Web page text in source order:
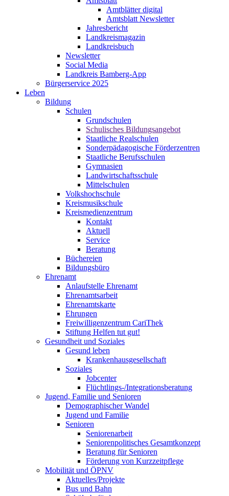
Amtblätter digital
Amtsblatt Newsletter
Jahresbericht
Landkreismagazin
Landkreisbuch
Newsletter
Social Media
Landkreis Bamberg-App
Bürgerservice 2025
Leben
Bildung
Schulen
Grundschulen
Schulisches Bildungsangebot
Staatliche Realschulen
Sonderpädagogische Förderzentren
Staatliche Berufsschulen
Gymnasien
Landwirtschaftsschule
Mittelschulen
Volkshochschule
Kreismusikschule
Kreismedienzentrum
Kontakt
Aktuell
Service
Beratung
Büchereien
Bildungsbüro
Ehrenamt
Anlaufstelle Ehrenamt
Ehrenamtsarbeit
Ehrenamtskarte
Ehrungen
Freiwilligenzentrum CariThek
Stiftung Helfen tut gut!
Gesundheit und Soziales
Gesund leben
Krankenhausgesellschaft
Soziales
Jobcenter
Flüchtlings-/Integrationsberatung
Jugend, Familie und Senioren
Demographischer Wandel
Jugend und Familie
Senioren
Seniorenarbeit
Seniorenpolitisches Gesamtkonzept
Beratung für Senioren
Förderung von Kurzzeitpflege
Mobilität und ÖPNV
Aktuelles/Projekte
Bus und Bahn